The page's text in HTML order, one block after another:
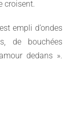
croisent.
empli d’ondes
de bouchées
dedans ».